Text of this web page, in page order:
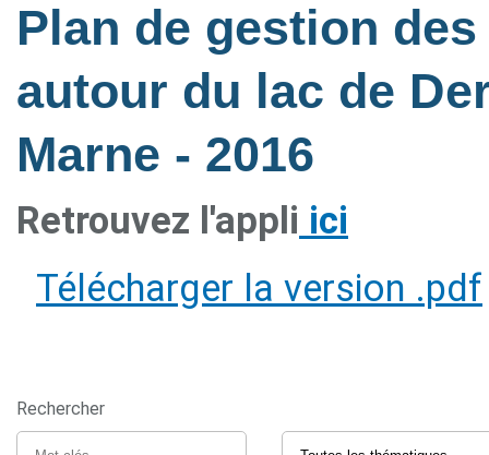
Plan de gestion
autour du lac de
Marne - 2016
Retrouvez l'appli ici
Télécharger la version .pdf
Rechercher